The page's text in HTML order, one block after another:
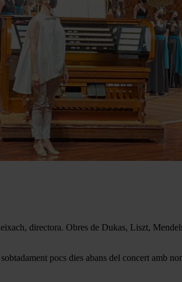
directora. Obres de Dukas, Liszt,
pocs dies abans del concert amb